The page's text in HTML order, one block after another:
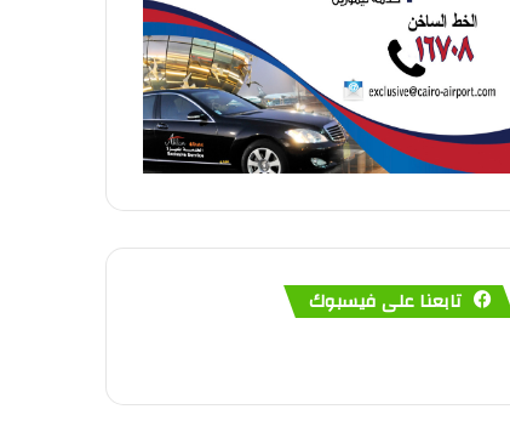
تابعنا على فيسبوك